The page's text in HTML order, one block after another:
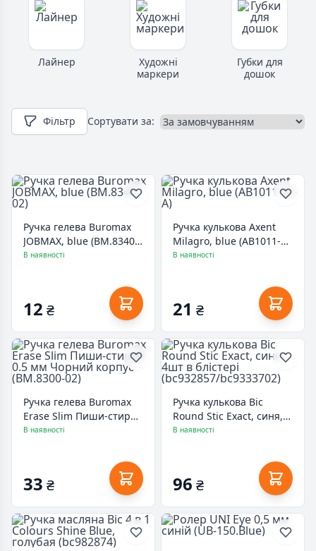
Лайнер
Художні
маркери
Губки для
дошок
Фільтр Сортувати за:
Ручка гелева Buromax
JOBMAX, blue (BM.8340-
02)
В наявності
12 ₴
Ручка кулькова Axent
Milagro, blue (AB1011-
02-А)
В наявності
21 ₴
Ручка гелева Buromax
Erase Slim Пиши-стирай
0.5 мм Чорний корпус
В наявності
33 ₴
Ручка кулькова Bic
Round Stic Exact, синя,
4шт в блістері
В наявності
96 ₴